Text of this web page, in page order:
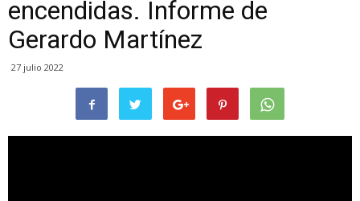
encendidas. Informe de
Gerardo Martínez
27 julio 2022